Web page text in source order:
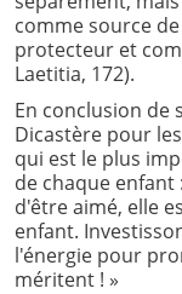
comme source
protecteur et
Laetitia, 172).
En conclusion de
Dicastère pour
qui est le plus
de chaque enfant
d'être aimé, elle
enfant.
l'énergie pour
méritent ! »